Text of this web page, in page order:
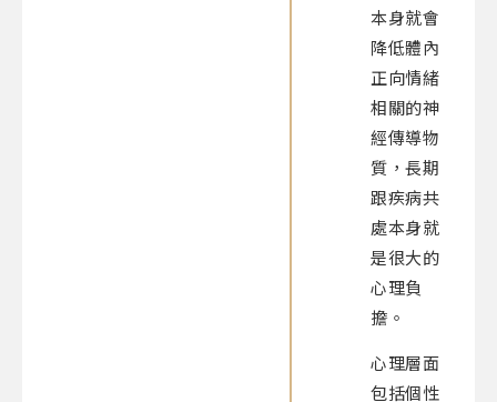
本身就會
降低體內
正向情緒
相關的神
經傳導物
質，長期
跟疾病共
處本身就
是很大的
心理負
擔。
心理層面
包括個性